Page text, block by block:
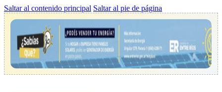
Saltar al contenido principal Saltar al pie de página